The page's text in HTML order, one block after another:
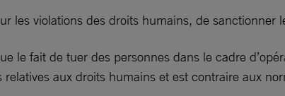
les violations des droits humains, de
le fait de tuer des personnes dans le cadre
aux droits humains et est contraire aux